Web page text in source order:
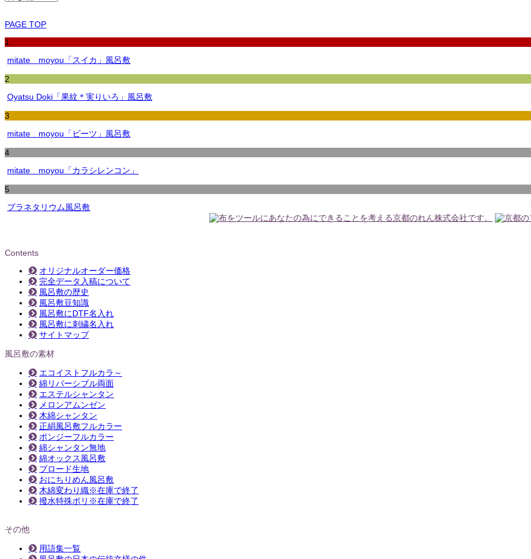
イ
ブ
PAGE TOP
1
mitate moyou「スイカ」風呂敷
2
Oyatsu Doki「果紋＊実りいろ」風呂敷
3
mitate moyou「ビーツ」風呂敷
4
mitate moyou「カラシレンコン」
5
プラネタリウム風呂敷
Contents
オリジナルオーダー価格
完全データ入稿について
風呂敷の歴史
風呂敷豆知識
風呂敷にDTF名入れ
風呂敷に刺繍名入れ
サイトマップ
風呂敷の素材
エコイストフルカラ～
綿リバーシブル両面
エステルシャンタン
メロンアムンゼン
木綿シャンタン
正絹風呂敷フルカラー
ポンジーフルカラー
綿シャンタン無地
綿オックス風呂敷
ブロード生地
おにちりめん風呂敷
木綿変わり織※在庫で終了
撥水特殊ポリ※在庫で終了
その他
用語集一覧